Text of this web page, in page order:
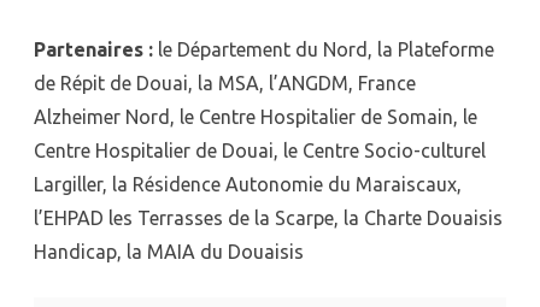
Partenaires : le Département du Nord, la Plateforme
de Répit de Douai, la MSA, l’ANGDM, France
Alzheimer Nord, le Centre Hospitalier de Somain, le
Centre Hospitalier de Douai, le Centre Socio-culturel
Largiller, la Résidence Autonomie du Maraiscaux,
l’EHPAD les Terrasses de la Scarpe, la Charte Douaisis
Handicap, la MAIA du Douaisis